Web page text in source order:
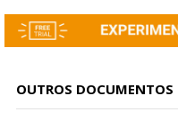
OUTROS DOCUMENTOS